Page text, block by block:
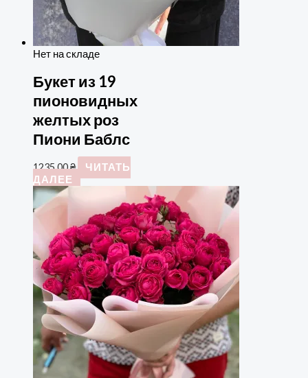
Нет на складе
Букет из 19
пионовидных
желтых роз
Пиони Баблс
1235,00₴
ЧИТАТЬ
ДАЛЕЕ